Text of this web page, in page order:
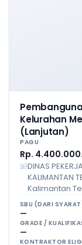
Kelurahan
(Lanjutan)
PAGU
Rp.
DINAS
KALIMANTAN
Kalimantan
SBU (DARI
—
GRADE /
—
KONTRAKTOR